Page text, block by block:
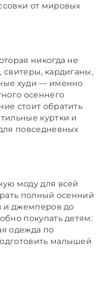
от мировых
никогда не
кардиганы,
худи — именно
осеннего
стоит обратить
куртки и
повседневных
моду для всей
полный осенний
и джемперов до
покупать детям:
одежда по
малышей